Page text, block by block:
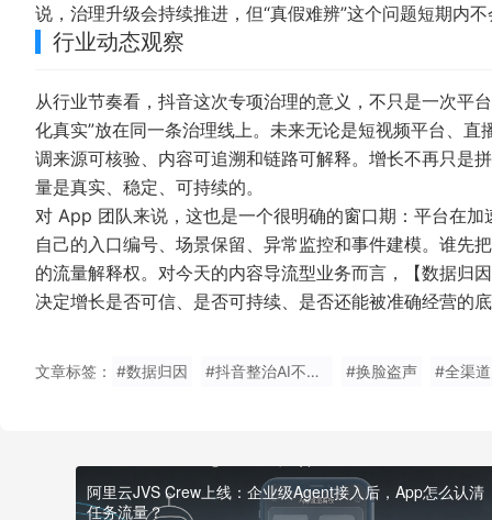
说，治理升级会持续推进，但“真假难辨”这个问题短期内
行业动态观察
从行业节奏看，抖音这次专项治理的意义，不只是一次平
化真实”放在同一条治理线上。未来无论是短视频平台、
调来源可核验、内容可追溯和链路可解释。增长不再只是
量是真实、稳定、可持续的。
对 App 团队来说，这也是一个很明确的窗口期：平台在
自己的入口编号、场景保留、异常监控和事件建模。谁先
的流量解释权。对今天的内容导流型业务而言，【数据归
决定增长是否可信、是否可持续、是否还能被准确经营的
文章标签： #数据归因 #抖音整治AI不当内容 #换脸盗声 #全渠
阿里云JVS Crew上线：企业级Agent接入后，App怎么认清
任务流量？